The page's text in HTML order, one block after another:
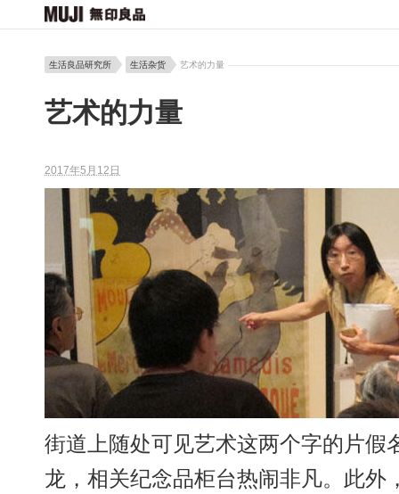
生活良品研究所 生活杂货 艺术的力量
艺术的力量
2017年5月12日
街道上随处可见艺术这两个字的片假
龙，相关纪念品柜台热闹非凡。此外